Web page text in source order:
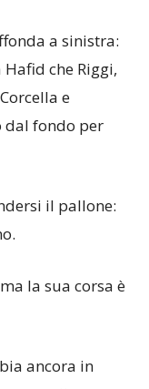
a sinistra:
che Riggi,
e
dal fondo per
il pallone:
la sua corsa è
ancora in